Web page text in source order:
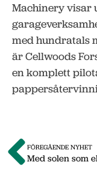
Machinery visar
med hundratals
är Cellwoods
en komplett
FÖREGÅENDE NYHET